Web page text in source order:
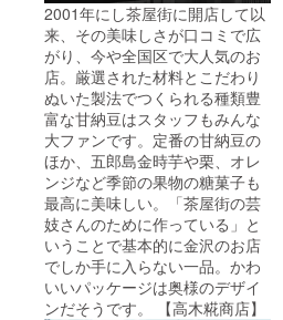
2001年にし茶屋街に開店して以
来、その美味しさが口コミで広
がり、今や全国区で大人気のお
店。厳選された材料とこだわり
ぬいた製法でつくられる種類豊
富な甘納豆はスタッフもみんな
大ファンです。定番の甘納豆の
ほか、五郎島金時芋や栗、オレ
ンジなど季節の果物の糖菓子も
最高に美味しい。「茶屋街の芸
妓さんのために作っている」と
いうことで基本的に金沢のお店
でしか手に入らない一品。かわ
いいパッケージは奥様のデザイ
ンだそうです。 【高木糀商店】